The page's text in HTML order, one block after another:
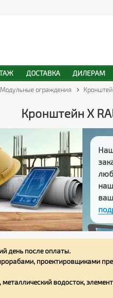
Модульные ограждения
Кронштейн Х
день после оплаты.
проектировщиками
водосток,
ДОСТАВКА ДИЛЕРАМ